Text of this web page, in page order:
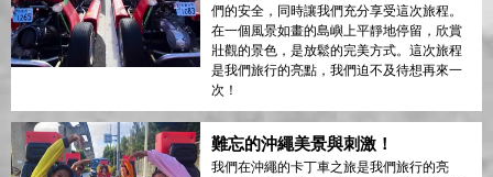
們的安全，同時讓我們充分享受這次旅程。
在一個風景如畫的島嶼上平靜地停留，欣賞
壯觀的景色，是放鬆的完美方式。這次旅程
是我們旅行的亮點，我們迫不及待想再來一
次！
難忘的沖繩美景與刺激！
我們在沖繩的卡丁車之旅是我們旅行的亮